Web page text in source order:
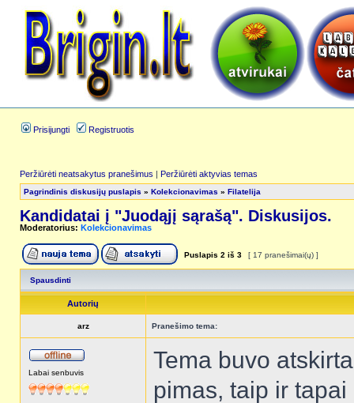
Prisijungti Registruotis
Peržiūrėti neatsakytus pranešimus | Peržiūrėti aktyvias temas
Pagrindinis diskusijų puslapis » Kolekcionavimas » Filatelija
Kandidatai į "Juodąjį sąrašą". Diskusijos.
Moderatorius: Kolekcionavimas
Puslapis 2 iš 3 [ 17 pranešimai(ų) ]
Spausdinti
Autorių
arz Pranešimo tema:
Labai senbuvis
Tema buvo
pimas, taip ir